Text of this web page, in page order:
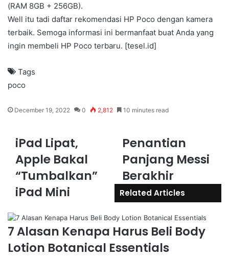
(RAM 8GB + 256GB).
Well itu tadi daftar rekomendasi HP Poco dengan kamera
terbaik. Semoga informasi ini bermanfaat buat Anda yang
ingin membeli HP Poco terbaru. [tesel.id]
Tags
poco
December 19, 2022 0 2,812 10 minutes read
iPad Lipat,
Apple Bakal
“Tumbalkan”
iPad Mini
Penantian
Panjang Messi
Berakhir
Related Articles
7 Alasan Kenapa Harus Beli Body
Lotion Botanical Essentials